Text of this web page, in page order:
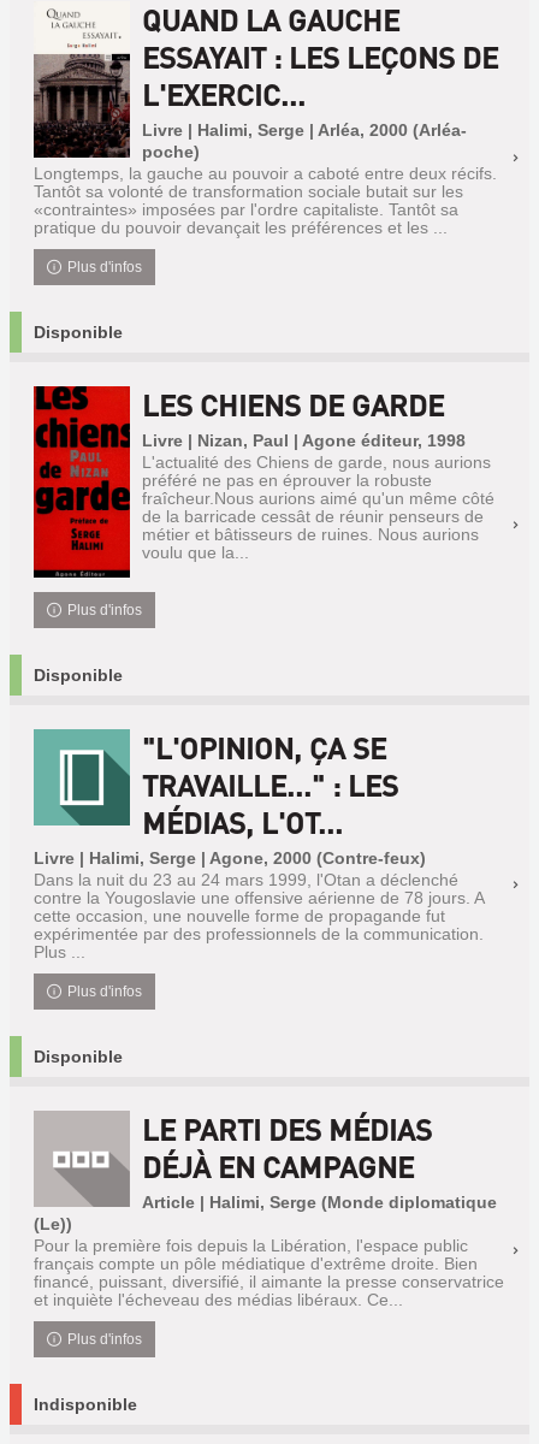
QUAND LA GAUCHE
ESSAYAIT : LES LEÇONS DE
L'EXERCIC...
Livre | Halimi, Serge | Arléa, 2000 (Arléa-
poche)
Longtemps, la gauche au pouvoir a caboté entre deux récifs.
Tantôt sa volonté de transformation sociale butait sur les
«contraintes» imposées par l'ordre capitaliste. Tantôt sa
pratique du pouvoir devançait les préférences et les ...
Plus d'infos
Disponible
LES CHIENS DE GARDE
Livre | Nizan, Paul | Agone éditeur, 1998
L'actualité des Chiens de garde, nous aurions
préféré ne pas en éprouver la robuste
fraîcheur.Nous aurions aimé qu'un même côté
de la barricade cessât de réunir penseurs de
métier et bâtisseurs de ruines. Nous aurions
voulu que la...
Plus d'infos
Disponible
"L'OPINION, ÇA SE
TRAVAILLE..." : LES
MÉDIAS, L'OT...
Livre | Halimi, Serge | Agone, 2000 (Contre-feux)
Dans la nuit du 23 au 24 mars 1999, l'Otan a déclenché
contre la Yougoslavie une offensive aérienne de 78 jours. A
cette occasion, une nouvelle forme de propagande fut
expérimentée par des professionnels de la communication.
Plus ...
Plus d'infos
Disponible
LE PARTI DES MÉDIAS
DÉJÀ EN CAMPAGNE
Article | Halimi, Serge (Monde diplomatique
(Le))
Pour la première fois depuis la Libération, l'espace public
français compte un pôle médiatique d'extrême droite. Bien
financé, puissant, diversifié, il aimante la presse conservatrice
et inquiète l'écheveau des médias libéraux. Ce...
Plus d'infos
Indisponible